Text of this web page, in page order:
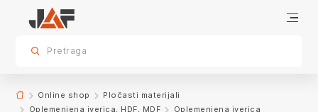
sr.skip-to.main-content
sr.skip-to.table-of-contents
sr.skip-to.main-navigation
Dodatna oprema
Specifikacije
Pretraga
Online shop
Pločasti materijali
Oplemenjena iverica, HDF, MDF
Oplemenjena iverica